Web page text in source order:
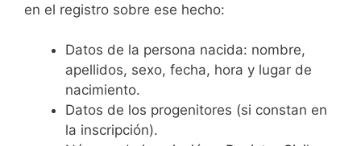
en el registro sobre ese hecho:
Datos de la persona nacida: nombre,
apellidos, sexo, fecha, hora y lugar de
nacimiento.
Datos de los progenitores (si constan en
la inscripción).